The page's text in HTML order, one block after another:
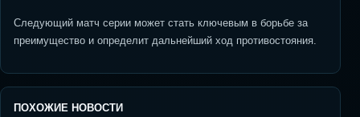
Следующий матч серии может стать ключевым в борьбе за
преимущество и определит дальнейший ход противостояния.
ПОХОЖИЕ НОВОСТИ